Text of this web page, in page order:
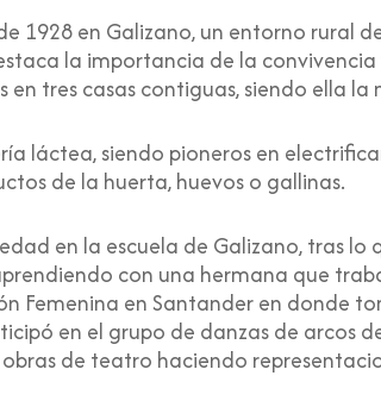
1928 en Galizano, un entorno rural
la importancia de la
tres casas contiguas, siendo ella
láctea, siendo pioneros en
de la huerta, huevos o gallinas.
en la escuela de Galizano, tras lo
con una hermana que
Femenina en Santander en donde
en el grupo de danzas de arcos
de teatro haciendo